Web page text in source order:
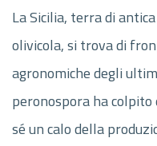
La Sicilia, terra di
olivicola, si trova di
agronomiche degli
peronospora ha
sé un calo della